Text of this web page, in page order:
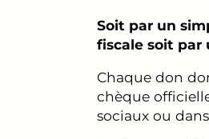
Soit par un
fiscale soit par
Chaque don
chèque
sociaux ou